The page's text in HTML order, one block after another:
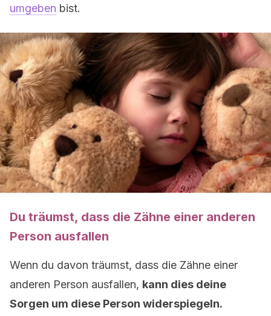
umgeben bist.
Du träumst, dass die Zähne einer anderen
Person ausfallen
Wenn du davon träumst, dass die Zähne einer
anderen Person ausfallen, kann dies deine
Sorgen um diese Person widerspiegeln.